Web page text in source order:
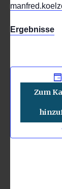
Ergebnisse
Zum